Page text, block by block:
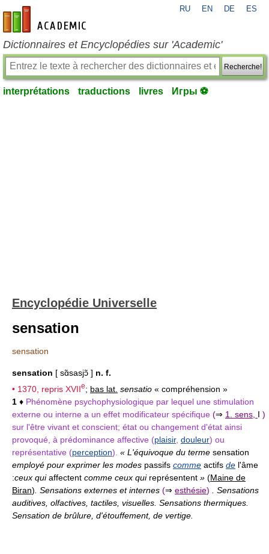
fr-academic.com
RU EN DE ES
Dictionnaires et Encyclopédies sur 'Academic'
Recherche!
interprétations traductions livres Игры ⚽
Encyclopédie Universelle
sensation
sensation
sensation [ sɑ̃sasjɔ̃ ] n. f.
• 1370, repris XVIIe; bas lat. sensatio « compréhension »
1 ♦ Phénomène psychophysiologique par lequel une stimulation
externe ou interne a un effet modificateur spécifique (⇒ 1. sens, I )
sur l'être vivant et conscient; état ou changement d'état ainsi
provoqué, à prédominance affective (plaisir, douleur) ou
représentative (perception). « L'équivoque du terme sensation
employé pour exprimer les modes passifs comme actifs de l'âme
:ceux quiaffectent comme ceux qui représentent » (Maine de
Biran) . Sensations externes et internes (⇒ esthésie) . Sensations
auditives, olfactives, tactiles, visuelles. Sensations thermiques.
Sensation de brûlure, d'étouffement, de vertige.